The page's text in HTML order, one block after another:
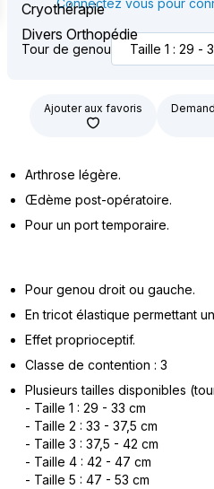
Cryothérapie
Divers Orthopédie
Connectez vous pour
Tour de genou
Ajouter aux favoris
Arthrose légère.
Œdème post-opératoire.
Pour un port temporaire.
Pour genou droit ou gauche.
En tricot élastique permettant
Effet proprioceptif.
Classe de contention : 3
Plusieurs tailles disponibles
- Taille 1 : 29 - 33 cm
- Taille 2 : 33 - 37,5 cm
- Taille 3 : 37,5 - 42 cm
- Taille 4 : 42 - 47 cm
- Taille 5 : 47 - 53 cm